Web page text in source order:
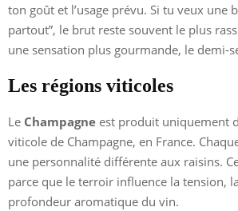
ton goût et l’usage prévu. Si tu veux une
partout”, le brut reste souvent le plus
une sensation plus gourmande, le demi-
Les régions viticoles
Le Champagne est produit uniquement
viticole de Champagne, en France.
une personnalité différente aux raisins.
parce que le terroir influence la tension,
profondeur aromatique du vin.